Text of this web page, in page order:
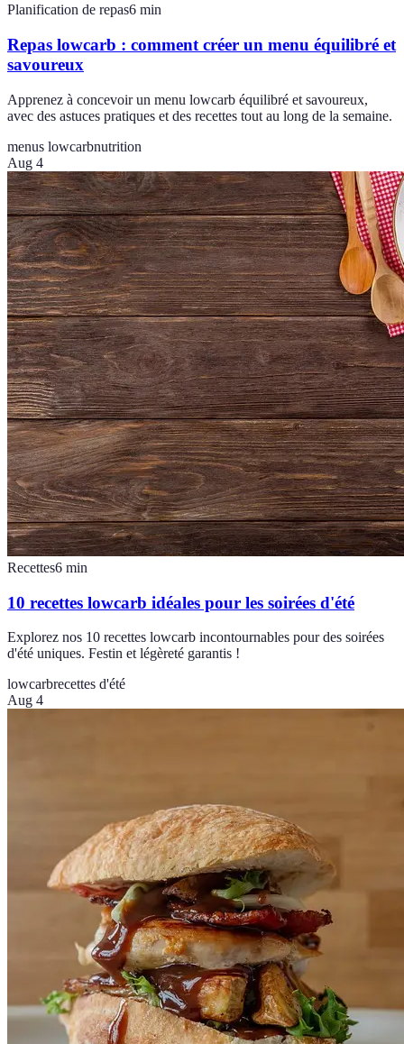
Planification de repas6 min
Repas lowcarb : comment créer un menu équilibré et
savoureux
Apprenez à concevoir un menu lowcarb équilibré et savoureux,
avec des astuces pratiques et des recettes tout au long de la semaine.
menus lowcarbnutrition
Aug 4
Recettes6 min
10 recettes lowcarb idéales pour les soirées d'été
Explorez nos 10 recettes lowcarb incontournables pour des soirées
d'été uniques. Festin et légèreté garantis !
lowcarbrecettes d'été
Aug 4